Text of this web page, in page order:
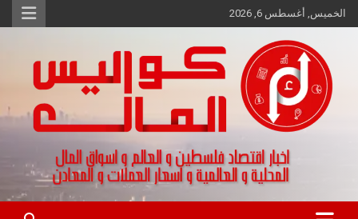
Skip
to
الخميس, أغسطس 6, 2026
كواليس المال
اخبار اقتصاد فلسطين و العالم و تقارير اسواق المال و العملات